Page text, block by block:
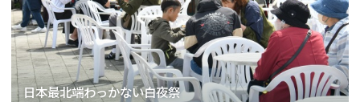
日本最北端わっかない白夜祭